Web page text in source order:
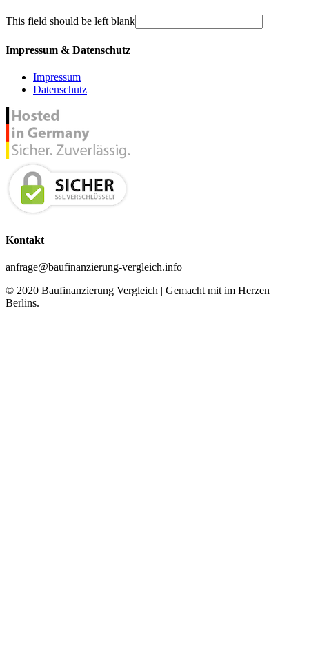
This field should be left blank
Impressum & Datenschutz
Impressum
Datenschutz
Kontakt
anfrage@baufinanzierung-vergleich.info
© 2020 Baufinanzierung Vergleich | Gemacht mit im Herzen
Berlins.